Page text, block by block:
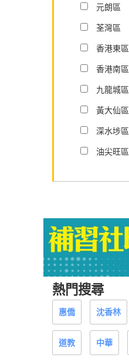
元朗區
荃灣區
香港東區
香港南區
九龍城區
黃大仙區
深水埗區
油尖旺區
熱門搜尋
惠僑 沈香林
道教 中華